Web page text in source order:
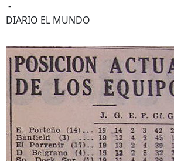
-
DIARIO EL MUNDO